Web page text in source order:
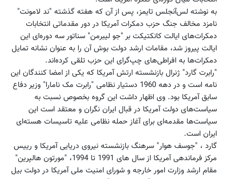
به نوشته لس‌آنجلس تایمز، پس از آن که هفته گذشته "ند لامونت"
نامزد مخالف جنگ حزب دمکرات آمریکا در دور مقدماتی انتخابات
دمکرات‌های ایالت کانکتیکت بر "جو لیبرمن" سناتور سه دوره‌ای این
ایالت پیروز شد، مقامات ارشد دولت بوش آن را به عنوان نشانه تمایل
دمکرات‌ها به افراطی‌های چپ‌گرای این حزب تلقی کرده‌اند.
"رابرت گارد" ژنرال بازنشسته ارتش آمریکا که یکی از امضا کنندگان این
نامه است و در دهه 1960 دستیار نظامی "رابرت مک نامارا" وزیر دفاع
سابق آمریکا بود. وی اظهار داشت این گروه بخصوص نسبت به
سیاست‌های دولت آمریکا در قبال ایران نگران و معتقد است این
سیاست‌ها مقدمه‌ای برای آغاز حمله نظامی علیه تاسیسات هسته‌ای
ایران است.
گارد ، "جوسف هوار" سرهنگ بازنشسته نیروی دریایی آمریکا و رییس
مرکز فرماندهی آمریکا از سال های 1991 تا 1994، "مورتون هالپرین"
مقام ارشد وزارت امور خارجه و شورای امنیت ملی آمریکا در دولت بیل